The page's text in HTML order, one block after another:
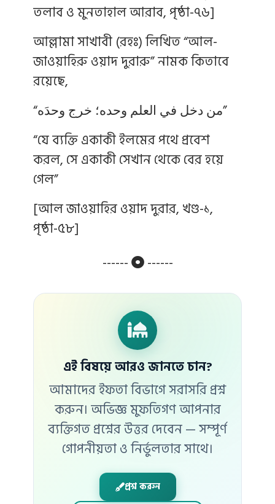
তলাব ও মুনতাহাল আরাব, পৃষ্ঠা-৭৬]
আল্লামা সাখাবী (রহঃ) লিখিত “আল-
জাওয়াহিরু ওয়াদ দুরারু” নামক কিতাবে
রয়েছে,
“من دخل في العلم وحده؛ خرج وحدَه”
“যে ব্যক্তি একাকী ইলমের পথে প্রবেশ
করল, সে একাকী সেখান থেকে বের হয়ে
গেল”
[আল জাওয়াহির ওয়াদ দুরার, খণ্ড-১,
পৃষ্ঠা-৫৮]
------
------
এই বিষয়ে আরও জানতে চান?
আমাদের ইফতা বিভাগে সরাসরি প্রশ্ন
করুন। অভিজ্ঞ মুফতিগণ আপনার
ব্যক্তিগত প্রশ্নের উত্তর দেবেন — সম্পূর্ণ
গোপনীয়তা ও নির্ভুলতার সাথে।
প্রশ্ন করুন